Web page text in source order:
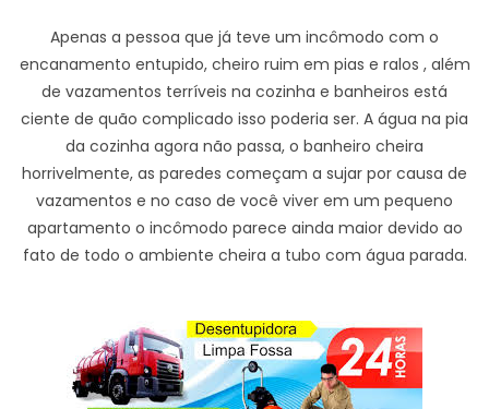
Apenas a pessoa que já teve um incômodo com o
encanamento entupido, cheiro ruim em pias e ralos , além
de vazamentos terríveis na cozinha e banheiros está
ciente de quão complicado isso poderia ser. A água na pia
da cozinha agora não passa, o banheiro cheira
horrivelmente, as paredes começam a sujar por causa de
vazamentos e no caso de você viver em um pequeno
apartamento o incômodo parece ainda maior devido ao
fato de todo o ambiente cheira a tubo com água parada.